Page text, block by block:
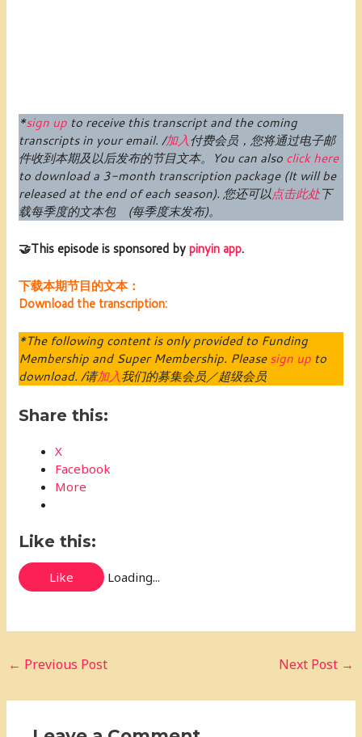
*sign up to receive this transcript and the coming
transcripts in your email. /加入付费会员 ，您将通过电子邮
件收到本期及以后发布的节目文本。
You can also click here
to download a 3-month transcription package (It will be
released at the end of each season). 您还可以点击此处下
载每季度的文本包 (每季度末发布)。
🤝This episode is sponsored bypinyin app.
下载本期节目的文本：
Download the transcription:
*The following content is only provided to Funding
Membership and Super Membership. Pleasesign up to
download. /请加入我们的募集会员／超级会员
Share this:
X
Facebook
More
Like this:
Like Loading...
← Previous Post Next Post →